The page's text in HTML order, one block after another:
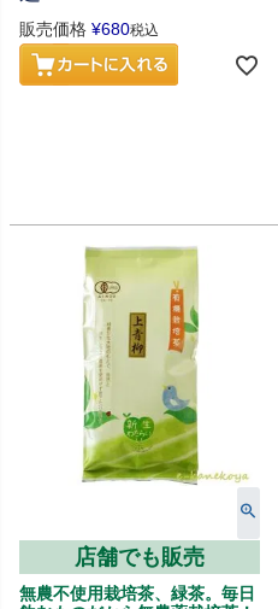
販売価格 ¥680税込
店舗でも販売
無農不使用栽培茶、緑茶。毎日